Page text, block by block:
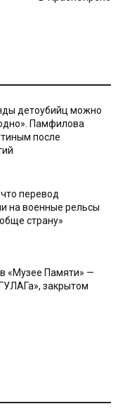
детоубийц можно
Памфилова
после
перевод
на военные рельсы
страну»
«Музее Памяти» —
закрытом